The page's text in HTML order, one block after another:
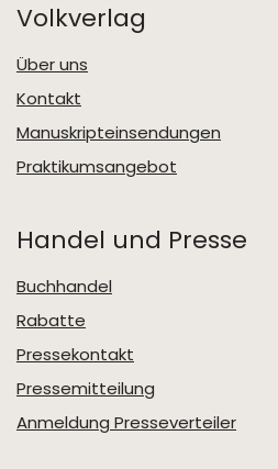
Volkverlag
Über uns
Kontakt
Manuskripteinsendungen
Praktikumsangebot
Handel und Presse
Buchhandel
Rabatte
Pressekontakt
Pressemitteilung
Anmeldung Presseverteiler